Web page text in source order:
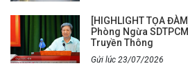
[HIGHLIGHT TỌA
Phòng Ngừa
Truyền Thông
Gửi lúc 23/07/2026